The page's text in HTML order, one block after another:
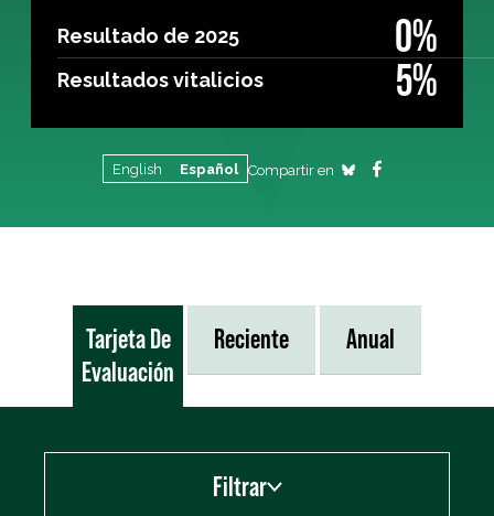
Resultado de 2025 0%
Resultados vitalicios 5%
English Español Compartir en
Tarjeta De
Evaluación
Reciente Anual
Filtrar